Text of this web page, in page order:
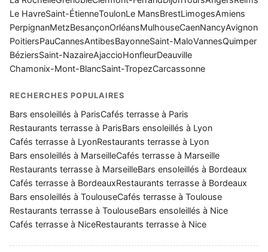
Le HavreSaint-ÉtienneToulonLe MansBrestLimogesAmiens
PerpignanMetzBesançonOrléansMulhouseCaenNancyAvignon
PoitiersPauCannesAntibesBayonneSaint-MaloVannesQuimper
BéziersSaint-NazaireAjaccioHonfleurDeauville
Chamonix-Mont-BlancSaint-TropezCarcassonne
RECHERCHES POPULAIRES
Bars ensoleillés à ParisCafés terrasse à Paris
Restaurants terrasse à ParisBars ensoleillés à Lyon
Cafés terrasse à LyonRestaurants terrasse à Lyon
Bars ensoleillés à MarseilleCafés terrasse à Marseille
Restaurants terrasse à MarseilleBars ensoleillés à Bordeaux
Cafés terrasse à BordeauxRestaurants terrasse à Bordeaux
Bars ensoleillés à ToulouseCafés terrasse à Toulouse
Restaurants terrasse à ToulouseBars ensoleillés à Nice
Cafés terrasse à NiceRestaurants terrasse à Nice